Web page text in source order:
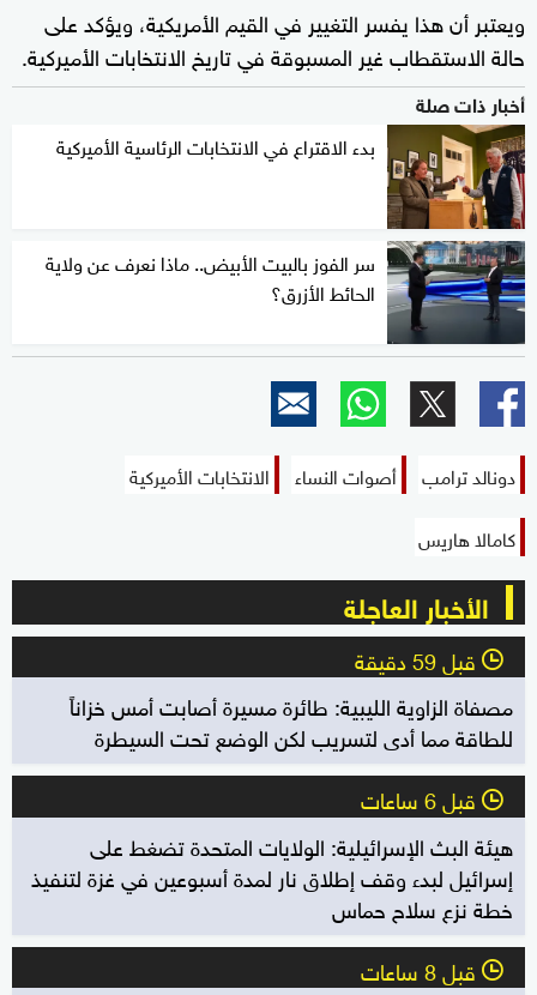
ويعتبر أن هذا يفسر التغيير في القيم الأمريكية، ويؤكد على
حالة الاستقطاب غير المسبوقة في تاريخ الانتخابات الأميركية.
أخبار ذات صلة
بدء الاقتراع في الانتخابات الرئاسية الأميركية
سر الفوز بالبيت الأبيض.. ماذا نعرف عن ولاية
الحائط الأزرق؟
دونالد ترامب أصوات النساء
الانتخابات الأميركية
كامالا هاريس
الأخبار العاجلة
l قبل 59 دقيقة
مصفاة الزاوية الليبية: طائرة مسيرة أصابت أمس خزاناً
للطاقة مما أدى لتسريب لكن الوضع تحت السيطرة
l قبل 6 ساعات
هيئة البث الإسرائيلية: الولايات المتحدة تضغط على
إسرائيل لبدء وقف إطلاق نار لمدة أسبوعين في غزة لتنفيذ
خطة نزع سلاح حماس
l قبل 8 ساعات